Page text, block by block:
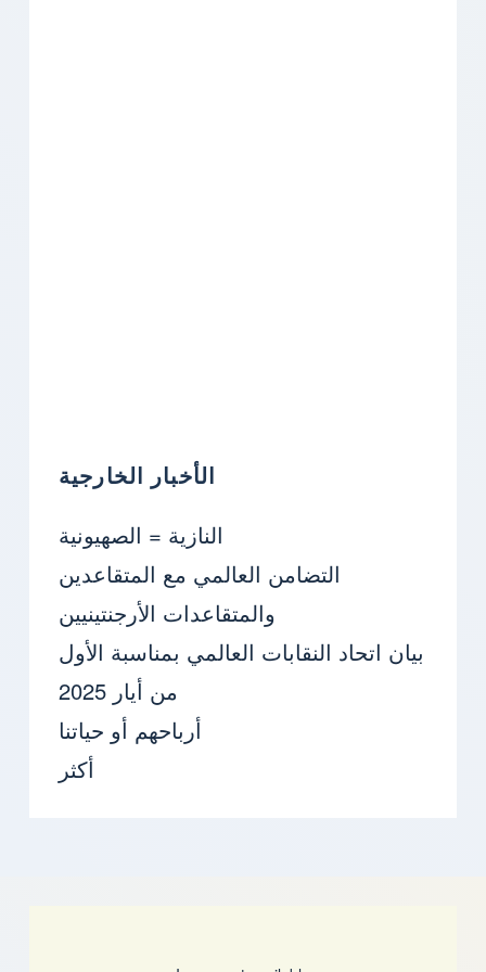
الأخبار الخارجية
النازية = الصهيونية
التضامن العالمي مع المتقاعدين
والمتقاعدات الأرجنتينيين
بيان اتحاد النقابات العالمي بمناسبة الأول
من أيار 2025
أرباحهم أو حياتنا
أكثر